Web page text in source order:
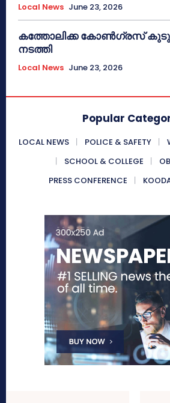
Local News June 23, 2026
കത്തോലിക്ക കോൺഗ്രസ്
നടത്തി
Local News June 23, 2026
Popular
LOCAL NEWS POLICE & SAFETY
SCHOOL & COLLEGE
PRESS CONFERENCE